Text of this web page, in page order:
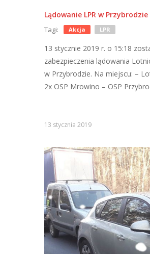
Lądowanie LPR w Przybrodzie
Tagi: Akcja LPR
13 stycznie 2019 r. o 15:18
zabezpieczenia lądowania
w Przybrodzie. Na miejscu: –
2x OSP Mrowino – OSP
13 stycznia 2019